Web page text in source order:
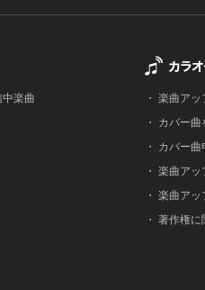
楽曲 ・ 楽曲アッ
・
カバー曲
・
カバー曲
・ 楽曲アッ
・ 楽曲アッ
・ 著作権に